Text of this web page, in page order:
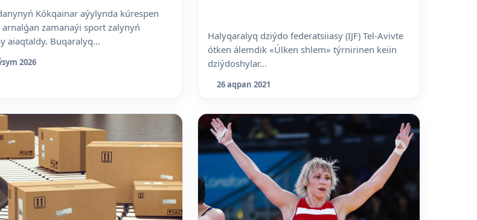
Kókqainar aýylynda kúrespen
arnalǵan zamanaýi sport zalynyń
aiaqtaldy. Buqaralyq...
2026
Halyqaralyq dziýdo federatsiiasy (IJF) Tel-Avivte
ótken álemdik «Úlken shlem» týrnirinen keiin
dziýdoshylar...
26 aqpan 2021